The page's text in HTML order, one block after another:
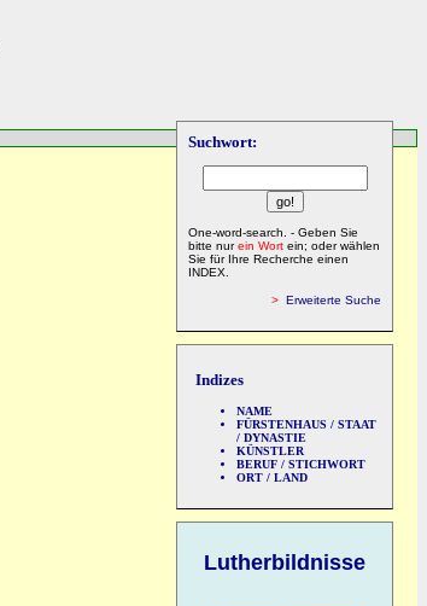
Suchwort:
One-word-search. - Geben Sie
bitte nurein Wort ein; oder wählen
Sie für Ihre Recherche einen
INDEX.
> Erweiterte Suche
Indizes
NAME
FÜRSTENHAUS / STAAT
/ DYNASTIE
KÜNSTLER
BERUF / STICHWORT
ORT / LAND
Lutherbildnisse